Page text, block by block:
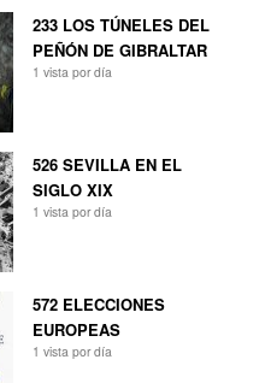
233 LOS TÚNELES DEL
PEÑÓN DE GIBRALTAR
1 vista por día
526 SEVILLA EN EL
SIGLO XIX
1 vista por día
572 ELECCIONES
EUROPEAS
1 vista por día